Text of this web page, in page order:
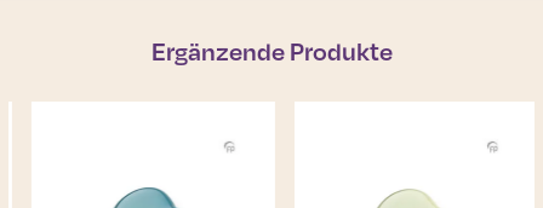
Ergänzende Produkte